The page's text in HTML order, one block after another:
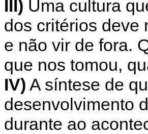
III) Uma cultura
dos critérios deve
e não vir de fora.
que nos tomou,
IV) A síntese de
desenvolvimento
durante ao